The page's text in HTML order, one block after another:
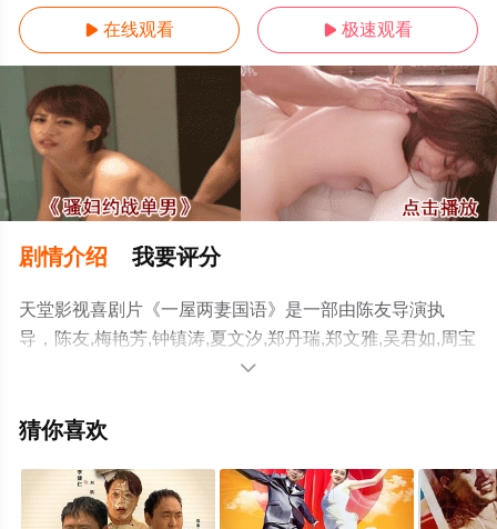
 在线观看  极速观看
剧情介绍 我要评分
天堂影视喜剧片《一屋两妻国语》是一部由陈友导演执
导，陈友,梅艳芳,钟镇涛,夏文汐,郑丹瑞,郑文雅,吴君如,周宝
珊,郑孟霞,苏杏璇,秦煌,苗侨伟等演员精彩演绎的中国香港
电影网，更多剧情信息可移步至豆瓣电影、电视猫或剧情

猜你喜欢